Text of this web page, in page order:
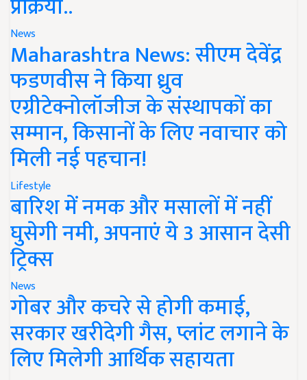
News
Maharashtra News: सीएम देवेंद्र
फडणवीस ने किया ध्रुव
एग्रीटेक्नोलॉजीज के संस्थापकों का
सम्मान, किसानों के लिए नवाचार को
मिली नई पहचान!
Lifestyle
बारिश में नमक और मसालों में नहीं
घुसेगी नमी, अपनाएं ये 3 आसान देसी
ट्रिक्स
News
गोबर और कचरे से होगी कमाई,
सरकार खरीदेगी गैस, प्लांट लगाने के
लिए मिलेगी आर्थिक सहायता